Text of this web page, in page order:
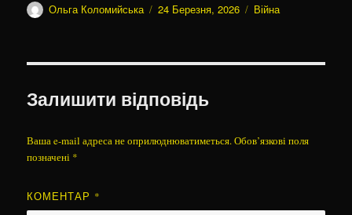
Автор
Ольга Коломийська Оприлюднено
24 Березня, 2026 Категорії
Війна
Залишити відповідь
Ваша e-mail адреса не оприлюднюватиметься.Обов’язкові поля
позначені *
КОМЕНТАР *